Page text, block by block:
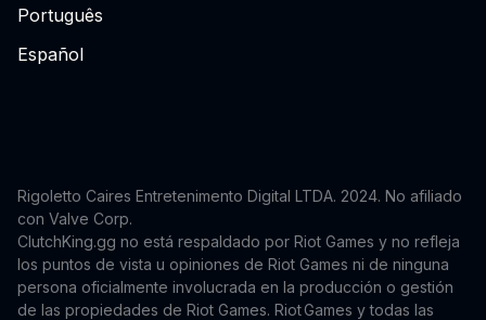
Português
Español
Rigoletto Caires Entretenimento Digital LTDA. 2024. No afiliado
con Valve Corp.
ClutchKing.gg no está respaldado por Riot Games y no refleja
los puntos de vista u opiniones de Riot Games ni de ninguna
persona oficialmente involucrada en la producción o gestión
de las propiedades de Riot Games. Riot Games y todas las